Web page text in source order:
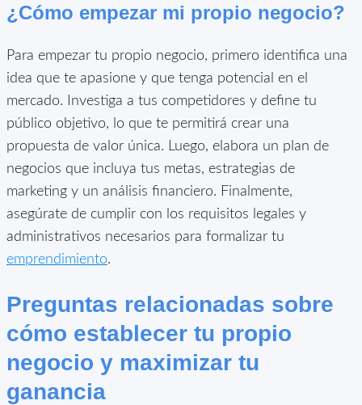
¿Cómo empezar mi propio negocio?
Para empezar tu propio negocio, primero identifica una
idea que te apasione y que tenga potencial en el
mercado. Investiga a tus competidores y define tu
público objetivo, lo que te permitirá crear una
propuesta de valor única. Luego, elabora un plan de
negocios que incluya tus metas, estrategias de
marketing y un análisis financiero. Finalmente,
asegúrate de cumplir con los requisitos legales y
administrativos necesarios para formalizar tu
emprendimiento.
Preguntas relacionadas sobre
cómo establecer tu propio
negocio y maximizar tu
ganancia